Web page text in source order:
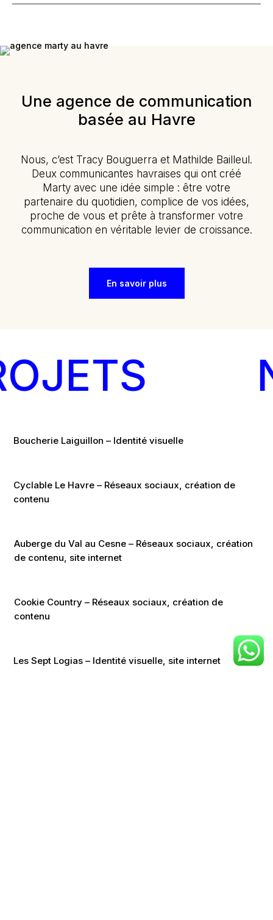
Une agence de communication
basée au Havre
Nous, c’est Tracy Bouguerra et Mathilde Bailleul.
Deux communicantes havraises qui ont créé
Marty avec une idée simple : être votre
partenaire du quotidien, complice de vos idées,
proche de vous et prête à transformer votre
communication en véritable levier de croissance.
En savoir plus
Boucherie Laiguillon – Identité visuelle
Cyclable Le Havre – Réseaux sociaux, création de
contenu
Auberge du Val au Cesne – Réseaux sociaux, création
de contenu, site internet
Cookie Country – Réseaux sociaux, création de
contenu
Les Sept Logias – Identité visuelle, site internet